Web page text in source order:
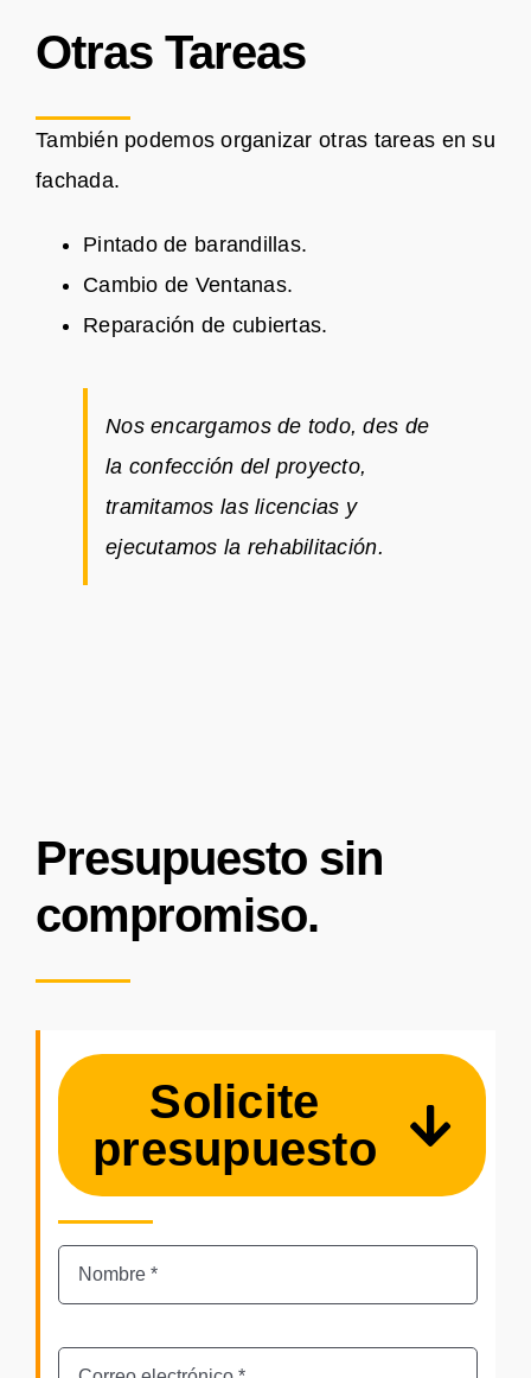
Otras Tareas
También podemos organizar otras tareas en su
fachada.
Pintado de barandillas.
Cambio de Ventanas.
Reparación de cubiertas.
Nos encargamos de todo, des de
la confección del proyecto,
tramitamos las licencias y
ejecutamos la rehabilitación.
Presupuesto sin
compromiso.
Solicite
presupuesto